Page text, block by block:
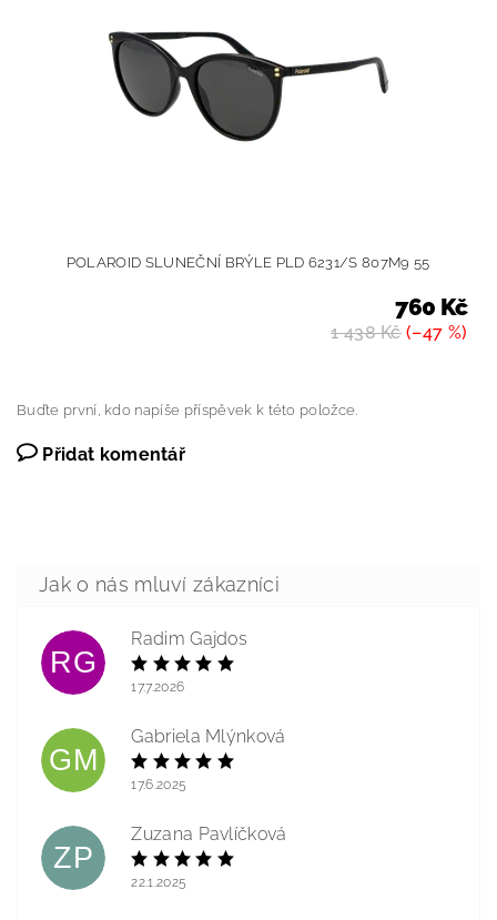
POLAROID SLUNEČNÍ BRÝLE PLD 6231/S 807M9 55
1 438 Kč(–47 %)
760 Kč
Buďte první, kdo napíše příspěvek k této položce.
Přidat komentář
RG
Radim Gajdos
17.7.2026
GM
Gabriela Mlýnková
17.6.2025
ZP
Zuzana Pavlíčková
22.1.2025